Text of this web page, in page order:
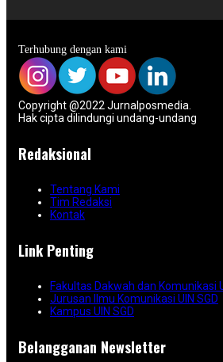
Terhubung dengan kami
Copyright @2022 Jurnalposmedia.
Hak cipta dilindungi undang-undang
Redaksional
Tentang Kami
Tim Redaksi
Kontak
Link Penting
Fakultas Dakwah dan Komunikasi
Jurusan Ilmu Komunikasi UIN SGD
Kampus UIN SGD
Belangganan Newsletter